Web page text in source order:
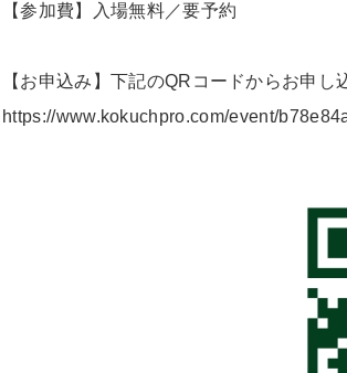
【参加費】入場無料／要予約
【お申込み】下記のQRコードからお申し
https://www.kokuchpro.com/event/